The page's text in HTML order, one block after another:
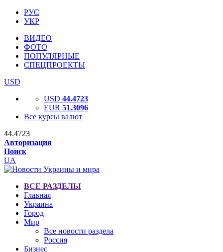
РУС
УКР
ВИДЕО
ФОТО
ПОПУЛЯРНЫЕ
СПЕЦПРОЕКТЫ
USD
USD 44.4723
EUR 51.3096
Все курсы валют
44.4723
Авторизация
Поиск
UA
ВСЕ РАЗДЕЛЫ
Главная
Украина
Город
Мир
Все новости раздела
Россия
Бизнес